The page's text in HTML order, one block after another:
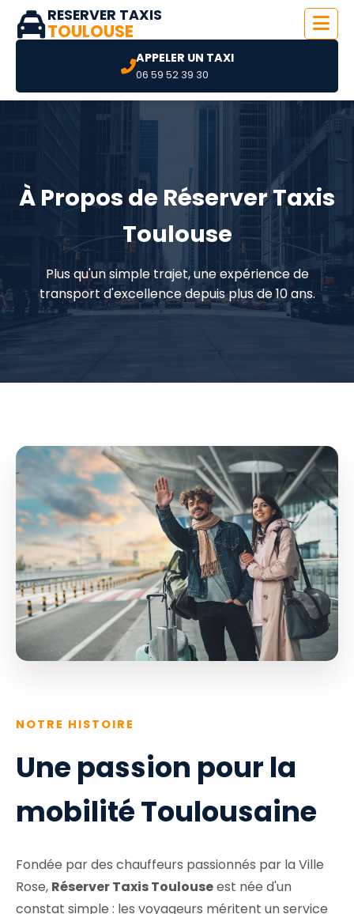
RESERVER TAXIS
TOULOUSE
APPELER UN TAXI
06 59 52 39 30
À Propos de Réserver Taxis
Toulouse
Plus qu'un simple trajet, une expérience de
transport d'excellence depuis plus de 10 ans.
NOTRE HISTOIRE
Une passion pour la
mobilité Toulousaine
Fondée par des chauffeurs passionnés par la Ville
Rose, Réserver Taxis Toulouseest née d'un
constat simple : les voyageurs méritent un service